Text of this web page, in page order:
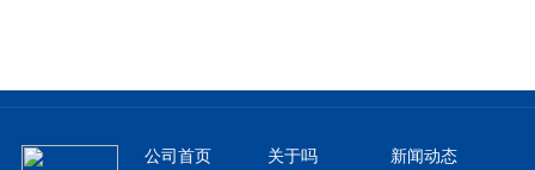
公司首页 关于吗 新闻动态